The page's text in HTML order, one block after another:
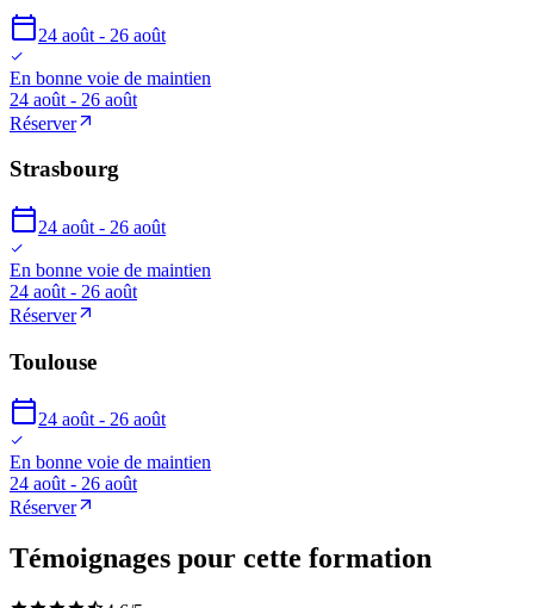
24 août - 26 août
En bonne voie de maintien
24 août - 26 août
Réserver
Strasbourg
24 août - 26 août
En bonne voie de maintien
24 août - 26 août
Réserver
Toulouse
24 août - 26 août
En bonne voie de maintien
24 août - 26 août
Réserver
Témoignages pour cette formation